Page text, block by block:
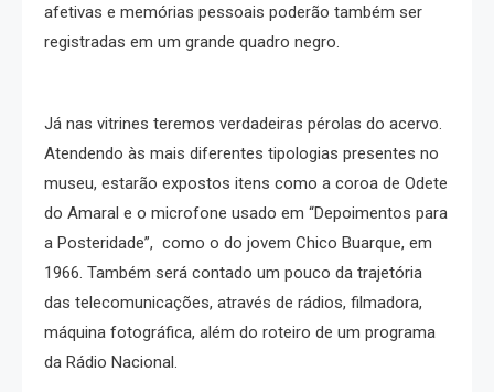
afetivas e memórias pessoais poderão também ser
registradas em um grande quadro negro.
Já nas vitrines teremos verdadeiras pérolas do acervo.
Atendendo às mais diferentes tipologias presentes no
museu, estarão expostos itens como a coroa de Odete
do Amaral e o microfone usado em “Depoimentos para
a Posteridade”, como o do jovem Chico Buarque, em
1966. Também será contado um pouco da trajetória
das telecomunicações, através de rádios, filmadora,
máquina fotográfica, além do roteiro de um programa
da Rádio Nacional.